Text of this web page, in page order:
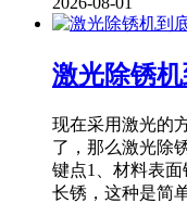
激光除锈
现在采用激光的
了，那么激光除
键点1、材料表
长锈，这种是简